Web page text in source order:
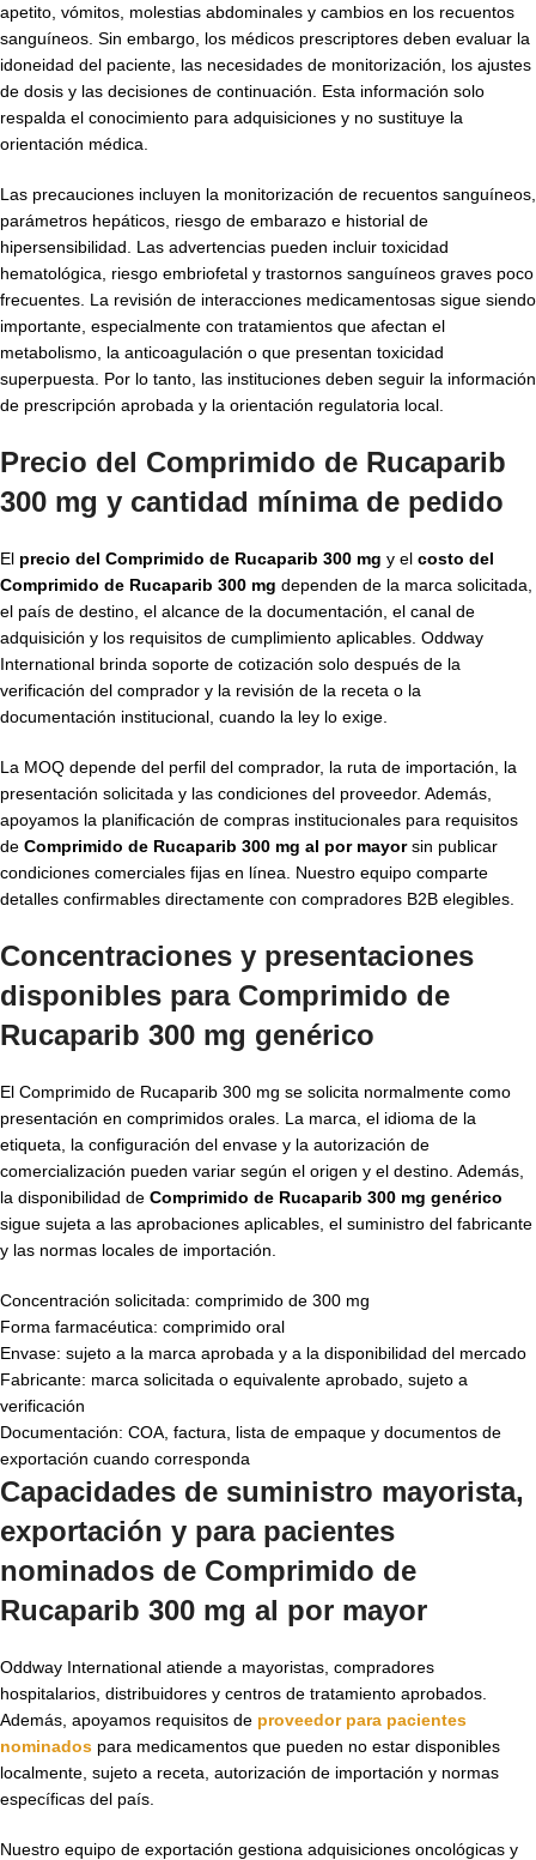
apetito, vómitos, molestias abdominales y cambios en los recuentos
sanguíneos. Sin embargo, los médicos prescriptores deben evaluar la
idoneidad del paciente, las necesidades de monitorización, los ajustes
de dosis y las decisiones de continuación. Esta información solo
respalda el conocimiento para adquisiciones y no sustituye la
orientación médica.
Las precauciones incluyen la monitorización de recuentos sanguíneos,
parámetros hepáticos, riesgo de embarazo e historial de
hipersensibilidad. Las advertencias pueden incluir toxicidad
hematológica, riesgo embriofetal y trastornos sanguíneos graves poco
frecuentes. La revisión de interacciones medicamentosas sigue siendo
importante, especialmente con tratamientos que afectan el
metabolismo, la anticoagulación o que presentan toxicidad
superpuesta. Por lo tanto, las instituciones deben seguir la información
de prescripción aprobada y la orientación regulatoria local.
Precio del Comprimido de Rucaparib
300 mg y cantidad mínima de pedido
El precio del Comprimido de Rucaparib 300 mg y el costo del
Comprimido de Rucaparib 300 mg dependen de la marca solicitada,
el país de destino, el alcance de la documentación, el canal de
adquisición y los requisitos de cumplimiento aplicables. Oddway
International brinda soporte de cotización solo después de la
verificación del comprador y la revisión de la receta o la
documentación institucional, cuando la ley lo exige.
La MOQ depende del perfil del comprador, la ruta de importación, la
presentación solicitada y las condiciones del proveedor. Además,
apoyamos la planificación de compras institucionales para requisitos
de Comprimido de Rucaparib 300 mg al por mayorsin publicar
condiciones comerciales fijas en línea. Nuestro equipo comparte
detalles confirmables directamente con compradores B2B elegibles.
Concentraciones y presentaciones
disponibles para Comprimido de
Rucaparib 300 mg genérico
El Comprimido de Rucaparib 300 mg se solicita normalmente como
presentación en comprimidos orales. La marca, el idioma de la
etiqueta, la configuración del envase y la autorización de
comercialización pueden variar según el origen y el destino. Además,
la disponibilidad de Comprimido de Rucaparib 300 mg genérico
sigue sujeta a las aprobaciones aplicables, el suministro del fabricante
y las normas locales de importación.
Concentración solicitada: comprimido de 300 mg
Forma farmacéutica: comprimido oral
Envase: sujeto a la marca aprobada y a la disponibilidad del mercado
Fabricante: marca solicitada o equivalente aprobado, sujeto a
verificación
Documentación: COA, factura, lista de empaque y documentos de
exportación cuando corresponda
Capacidades de suministro mayorista,
exportación y para pacientes
nominados de Comprimido de
Rucaparib 300 mg al por mayor
Oddway International atiende a mayoristas, compradores
hospitalarios, distribuidores y centros de tratamiento aprobados.
Además, apoyamos requisitos de proveedor para pacientes
nominados para medicamentos que pueden no estar disponibles
localmente, sujeto a receta, autorización de importación y normas
específicas del país.
Nuestro equipo de exportación gestiona adquisiciones oncológicas y